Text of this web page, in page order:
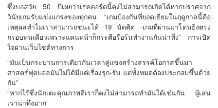
ซึ่งบอสวัย 50 ปีเผยว่าเรคคอร์ดนี้คงไม่สามารถเกิดได้หากปราศจาก
วินัยเกมรับแข่งแกร่งของทุกคน “เกมป้องกันที่ยอดเยี่ยมในฤดูกาลนี้คือ
เหตุผลทำไมเราสามารถชนะได้ 19 นัดติด -เกมที่ผ่านมาโดนยิงตรง
กรอบหนเดียวเพราะแดนหน้าก็กระตือรือร้นทำงานกันน่าทึ่ง” การเปิด
ใจผ่านเว็บไซต์ทางการ
“มันเป็นกระบวนการเดียวกันเวลาคู่แข่งสร้างสรรค์โอกาสขึ้นมา
ศาสตร์ฟุตบอลมันไม่ได้มีแค่เรื่องรุก-รับ แต่ทั้งหมดต้องประกอบขึ้นด้วย
กัน”
“หากไร้ซึ่งนักเตะคุณภาพดีเราก็คงไม่สามารถทำมันได้เช่นกัน ผู้เล่น
เราน่าทึ่งมาก”